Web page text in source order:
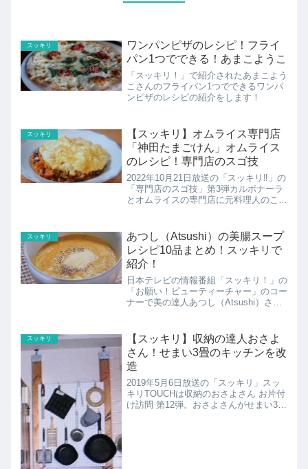
スッキリ
ワンパンピザのレシピ！フライ
パン1つでできる！あまこようこ
「スッキリ！」で紹介されたあまこよう
こさんのフライパン1つでできるワンパ
ンピザのレシピの紹介をします！
スッキリ
【スッキリ】オムライス専門店
「神田たまごけん」オムライス
のレシピ！専門店のスゴ技
2022年10月21日放送の「スッキリ‼」の
「専門店のスゴ技」第3弾カルボナーラ
とオムライスの専門店に元料理人のこが
門店の凄ワザで「家庭で簡単 オムライ
ス」のレシピの紹...
スッキリ
あつし（Atsushi）の美腸スープ
レシピ10品まとめ！スッキリで
紹介！
日本テレビの情報番組「スッキリ！」の
「お願い！ビューティーチャー」のコー
ナーで美の達人あつし（Atsushi）さん
す。
スッキリ
【スッキリ】収納の達人おさよ
さん！せまい3畳のキッチンを改
造
2019年5月6日放送の「スッキリ」スッ
キリTOUCHは収納のおさよさん お片付
け訪問 第12弾。おさよさんがせまい3畳